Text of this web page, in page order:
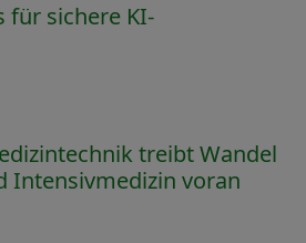
für sichere KI-
treibt Wandel
Intensivmedizin voran